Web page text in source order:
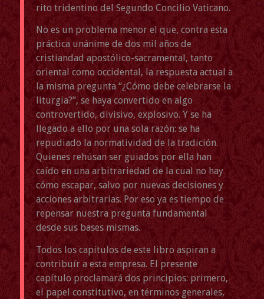
rito tridentino del Segundo Concilio Vaticano.
No es un problema menor el que, contra esta
práctica unánime de dos mil años de
cristiandad apostólico-sacramental, tanto
oriental como occidental, la respuesta actual a
la misma pregunta “¿Cómo debe celebrarse la
liturgia?”, se haya convertido en algo
controvertido, divisivo, explosivo. Y se ha
llegado a ello por una sola razón: se ha
repudiado la normatividad de la tradición.
Quienes rehúsan ser guiados por ella han
caído en una arbitrariedad de la cual no hay
cómo escapar, salvo por nuevas decisiones y
acciones arbitrarias. Por eso ya es tiempo de
repensar nuestra pregunta fundamental
desde sus bases mismas.
Todos los capítulos de este libro aspiran a
contribuír a esta empresa. El presente
capítulo proclamará dos principios: primero,
el papel constitutivo, en términos generales,